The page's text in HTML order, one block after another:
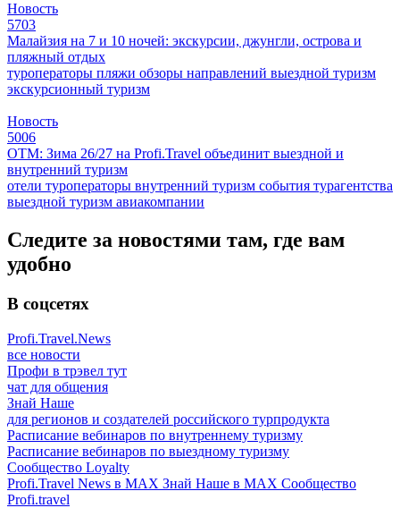
Новость
5703
Малайзия на 7 и 10 ночей: экскурсии, джунгли, острова и
пляжный отдых
туроператоры пляжи обзоры направлений выездной туризм
экскурсионный туризм
Новость
5006
ОТМ: Зима 26/27 на Profi.Travel объединит выездной и
внутренний туризм
отели туроператоры внутренний туризм события турагентства
выездной туризм авиакомпании
Следите за новостями там, где вам
удобно
В соцсетях
Profi.Travel.News
все новости
Профи в трэвел тут
чат для общения
Знай Наше
для регионов и создателей российского турпродукта
Расписание вебинаров по внутреннему туризму
Расписание вебинаров по выездному туризму
Сообщество Loyalty
Profi.Travel News в MAX Знай Наше в MAX Сообщество
Profi.travel